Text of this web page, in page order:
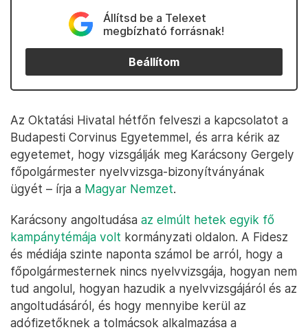
Állítsd be a Telexet
megbízható forrásnak!
Beállítom
Az Oktatási Hivatal hétfőn felveszi a kapcsolatot a
Budapesti Corvinus Egyetemmel, és arra kérik az
egyetemet, hogy vizsgálják meg Karácsony Gergely
főpolgármester nyelvvizsga-bizonyítványának
ügyét – írja a Magyar Nemzet.
Karácsony angoltudása az elmúlt hetek egyik fő
kampánytémája volt kormányzati oldalon. A Fidesz
és médiája szinte naponta számol be arról, hogy a
főpolgármesternek nincs nyelvvizsgája, hogyan nem
tud angolul, hogyan hazudik a nyelvvizsgájáról és az
angoltudásáról, és hogy mennyibe kerül az
adófizetőknek a tolmácsok alkalmazása a